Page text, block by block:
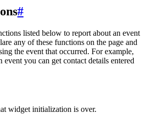
#
listed below to report about an event
any of these functions on the page and
the event that occurred. For example,
you can get contact details entered
widget initialization is over.